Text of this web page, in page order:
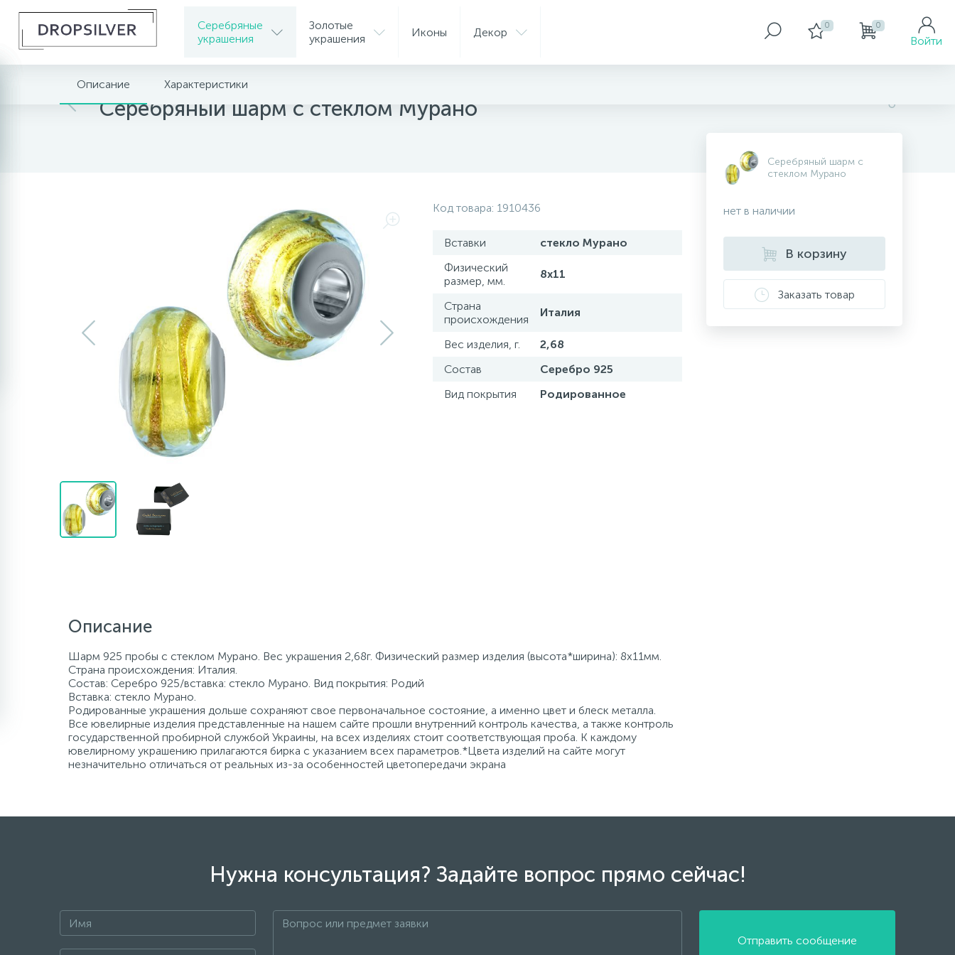
Серебряные
украшения
Золотые
украшения
Иконы Декор 0 0
Войти
Главная Серебряные украшения
Серебряный шарм с стеклом Мурано
Описание Характеристики
Код товара: 1910436
Вставки
стекло Мурано
Физический
размер, мм.
8х11
Страна
происхождения
Италия
Вес изделия, г.
2,68
Состав
Серебро 925
Вид покрытия
Родированное
Описание
Шарм 925 пробы с стеклом Мурано. Вес украшения 2,68г. Физический размер изделия (высота*ширина): 8х11мм.
Страна происхождения: Италия.
Состав: Серебро 925/вставка: стекло Мурано. Вид покрытия: Родий
Вставка: стекло Мурано.
Родированные украшения дольше сохраняют свое первоначальное состояние, а именно цвет и блеск металла.
Все ювелирные изделия представленные на нашем сайте прошли внутренний контроль качества, а также контроль
государственной пробирной службой Украины, на всех изделиях стоит соответствующая проба. К каждому
ювелирному украшению прилагаются бирка с указанием всех параметров.*Цвета изделий на сайте могут
незначительно отличаться от реальных из-за особенностей цветопередачи экрана
Серебряный шарм с
стеклом Мурано
нет в наличии
В корзину
Заказать товар
Нужна консультация? Задайте вопрос прямо сейчас!
Отправить сообщение